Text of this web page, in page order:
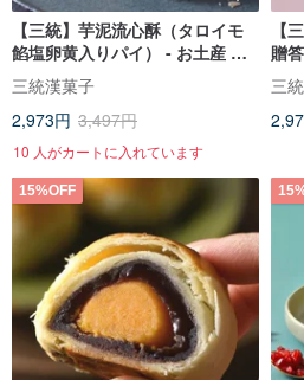
【三統】芋泥流心酥（タロイモ
餡塩卵黄入りパイ） - お土産 正
月 中秋節 端午節 台湾のお土産
ギフトボックス
三統漢菓子
2,973円 3,497円
10 人がカートに入れています
【
贈
湾
三
15%OFF